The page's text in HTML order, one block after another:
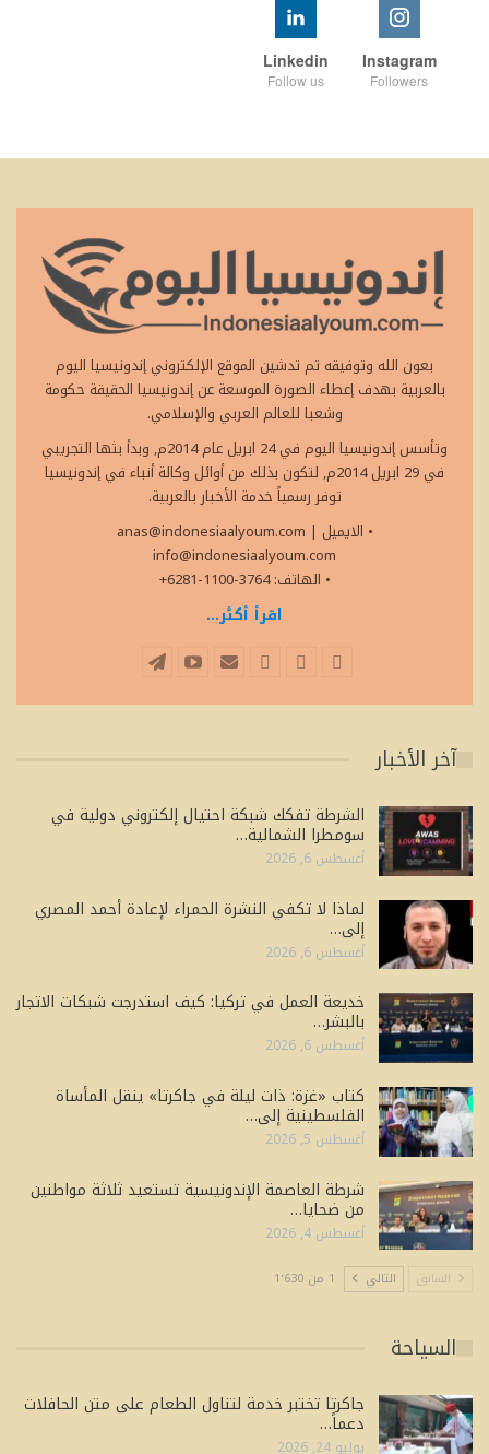
Instagram
Followers
Linkedin
Follow us
بعون الله وتوفيقه تم تدشين الموقع الإلكتروني إندونيسيا اليوم
بالعربية بهدف إعطاء الصورة الموسعة عن إندونيسيا الحقيقة حكومة
وشعبا للعالم العربي والإسلامي.
وتأسس إندونيسيا اليوم في 24 ابريل عام 2014م, وبدأ بثها التجريبي
في 29 ابريل 2014م, لتكون بذلك من أوائل وكالة أنباء في إندونيسيا
توفر رسمياً خدمة الأخبار بالعربية.
• الايميل
anas@indonesiaalyoum.com |
info@indonesiaalyoum.com
• الهاتف: 3764-1100-6281+
اقرأ أكثر...
آخر الأخبار
الشرطة تفكك شبكة احتيال إلكتروني دولية في
سومطرا الشمالية…
أغسطس 6, 2026
لماذا لا تكفي النشرة الحمراء لإعادة أحمد المصري
إلى…
أغسطس 6, 2026
خديعة العمل في تركيا: كيف استدرجت شبكات الاتجار
بالبشر…
أغسطس 6, 2026
كتاب «غزة: ذات ليلة في جاكرتا» ينقل المأساة
الفلسطينية إلى…
أغسطس 5, 2026
شرطة العاصمة الإندونيسية تستعيد ثلاثة مواطنين
من ضحايا…
أغسطس 4, 2026
السابق التالي 1 من 1٬630
السياحة
جاكرتا تختبر خدمة لتناول الطعام على متن الحافلات
دعماً…
يوليو 24, 2026